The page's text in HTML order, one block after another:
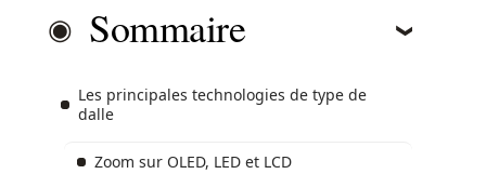
Sommaire
Les principales technologies de type de
dalle
Zoom sur OLED, LED et LCD